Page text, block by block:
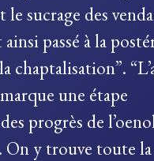
le sucrage des
passé à la
chaptalisation”.
une étape
progrès de
On y trouve toute